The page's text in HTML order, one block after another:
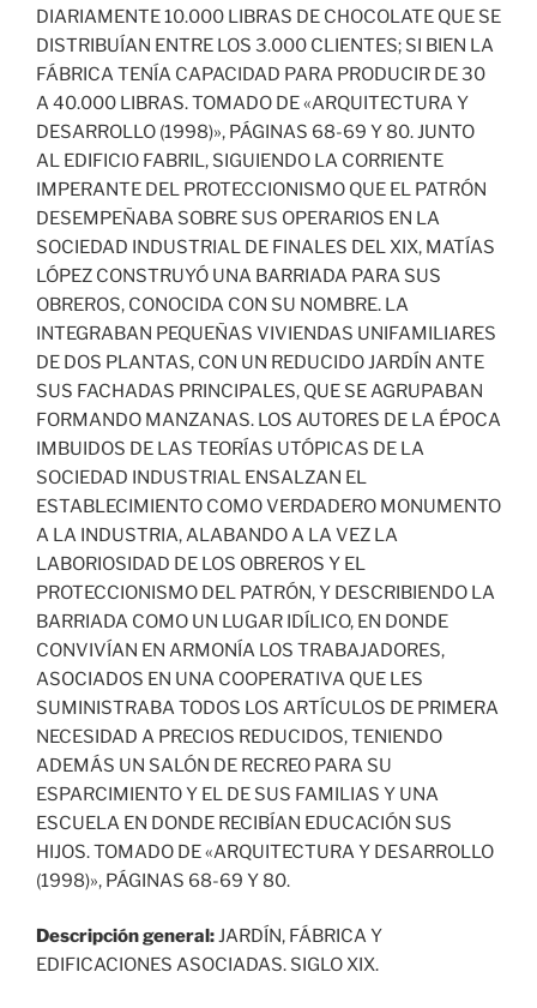
DIARIAMENTE 10.000 LIBRAS DE CHOCOLATE QUE SE
DISTRIBUÍAN ENTRE LOS 3.000 CLIENTES; SI BIEN LA
FÁBRICA TENÍA CAPACIDAD PARA PRODUCIR DE 30
A 40.000 LIBRAS. TOMADO DE «ARQUITECTURA Y
DESARROLLO (1998)», PÁGINAS 68-69 Y 80. JUNTO
AL EDIFICIO FABRIL, SIGUIENDO LA CORRIENTE
IMPERANTE DEL PROTECCIONISMO QUE EL PATRÓN
DESEMPEÑABA SOBRE SUS OPERARIOS EN LA
SOCIEDAD INDUSTRIAL DE FINALES DEL XIX, MATÍAS
LÓPEZ CONSTRUYÓ UNA BARRIADA PARA SUS
OBREROS, CONOCIDA CON SU NOMBRE. LA
INTEGRABAN PEQUEÑAS VIVIENDAS UNIFAMILIARES
DE DOS PLANTAS, CON UN REDUCIDO JARDÍN ANTE
SUS FACHADAS PRINCIPALES, QUE SE AGRUPABAN
FORMANDO MANZANAS. LOS AUTORES DE LA ÉPOCA
IMBUIDOS DE LAS TEORÍAS UTÓPICAS DE LA
SOCIEDAD INDUSTRIAL ENSALZAN EL
ESTABLECIMIENTO COMO VERDADERO MONUMENTO
A LA INDUSTRIA, ALABANDO A LA VEZ LA
LABORIOSIDAD DE LOS OBREROS Y EL
PROTECCIONISMO DEL PATRÓN, Y DESCRIBIENDO LA
BARRIADA COMO UN LUGAR IDÍLICO, EN DONDE
CONVIVÍAN EN ARMONÍA LOS TRABAJADORES,
ASOCIADOS EN UNA COOPERATIVA QUE LES
SUMINISTRABA TODOS LOS ARTÍCULOS DE PRIMERA
NECESIDAD A PRECIOS REDUCIDOS, TENIENDO
ADEMÁS UN SALÓN DE RECREO PARA SU
ESPARCIMIENTO Y EL DE SUS FAMILIAS Y UNA
ESCUELA EN DONDE RECIBÍAN EDUCACIÓN SUS
HIJOS. TOMADO DE «ARQUITECTURA Y DESARROLLO
(1998)», PÁGINAS 68-69 Y 80.
Descripción general:JARDÍN, FÁBRICA Y
EDIFICACIONES ASOCIADAS. SIGLO XIX.